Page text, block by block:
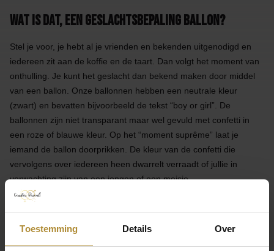
Toestemming Details Over
Wat is dat, een geslachtsbepaling ballon?
Stel je voor, je hebt al je vrienden en bekenden uitgenodigd en
iedereen zit aan de koffie en de taart. Dan volgt het moment van
onthulling. Je kunt het geslacht dan bekend maken door middel
van een ballon. Onze ballonnen hebben een neutrale kleur
(zwart) en bevatten bijvoorbeeld de tekst “boy or girl”. De
ballonnen zijn niet transparant maar wel gevuld met confetti in
een roze of blauwe kleur. Op het “moment suprême” laat je
iemand de ballon doorprikken. De kleur van de confetti die
vervolgens over iedereen heen dwarrelt verraadt of jullie in
verwachting zijn van een jongen of een meisje.
Hot item